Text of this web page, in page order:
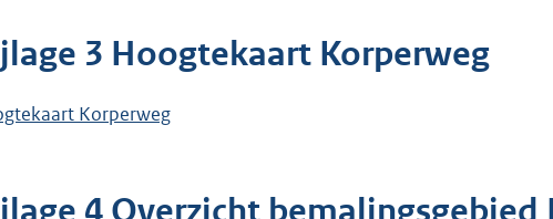
3 Hoogtekaart Korperweg
Korperweg